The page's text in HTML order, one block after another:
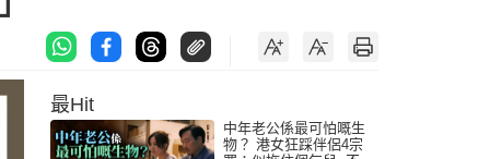
最Hit
中年老公係最可怕嘅生
物？ 港女狂踩伴侶4宗